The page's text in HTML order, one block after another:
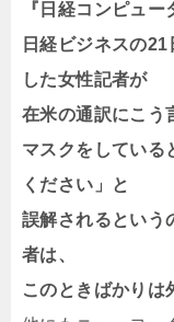
『日経コンピュー
日経ビジネスの
した女性記者が
在米の通訳にこう
マスクをしている
ください」と
誤解されるという
者は、
このときばかりは